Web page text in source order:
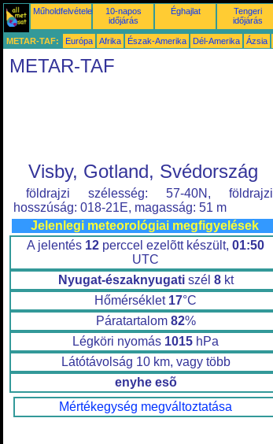
Műholdfelvételek
10-napos
időjárás
Éghajlat
Tengeri
időjárás
METAR-TAF: Európa Afrika Észak-Amerika Dél-Amerika Ázsia
METAR-TAF
Visby, Gotland, Svédország
földrajzi szélesség: 57-40N, földrajzi
hosszúság: 018-21E, magasság: 51 m
Jelenlegi meteorológiai megfigyelések
A jelentés 12 perccel ezelõtt készült, 01:50
UTC
Nyugat-északnyugatiszél 8kt
Hőmérséklet 17°C
Páratartalom 82%
Légköri nyomás 1015 hPa
Látótávolság 10 km, vagy több
enyhe esõ
Mértékegység megváltoztatása